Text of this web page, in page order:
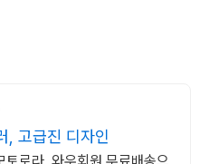
, 고급진 디자인